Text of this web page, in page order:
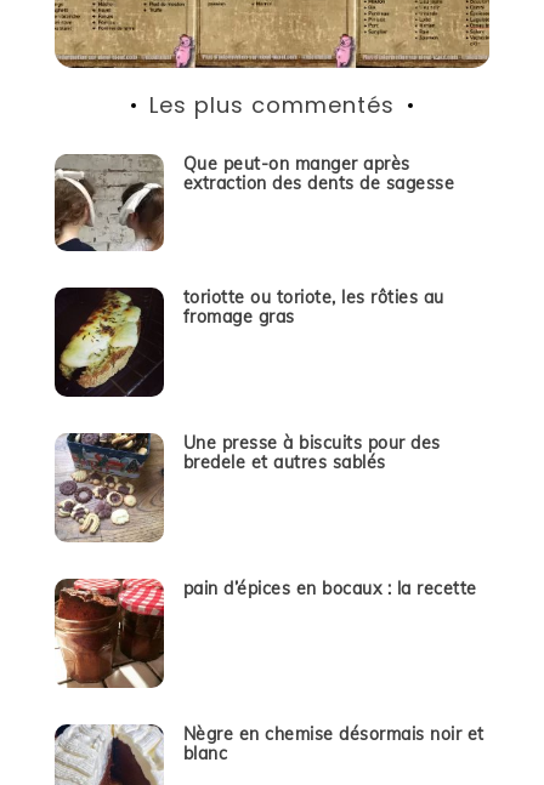
Les plus commentés
Que peut-on manger après
extraction des dents de sagesse
toriotte ou toriote, les rôties au
fromage gras
Une presse à biscuits pour des
bredele et autres sablés
pain d’épices en bocaux : la recette
Nègre en chemise désormais noir et
blanc